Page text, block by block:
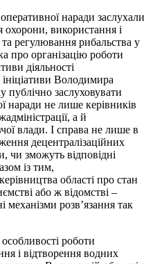
наради заслухали
охорони, використання і
регулювання рибальства у
про організацію роботи
діяльності
Володимира
публічно заслуховувати
наради не лише керівників
а й
влади. І справа не лише в
децентралізаційних
чи зможуть відповідні
із тим,
області про стан
або ж відомстві –
механізми розв’язання так
роботи
і відтворення водних